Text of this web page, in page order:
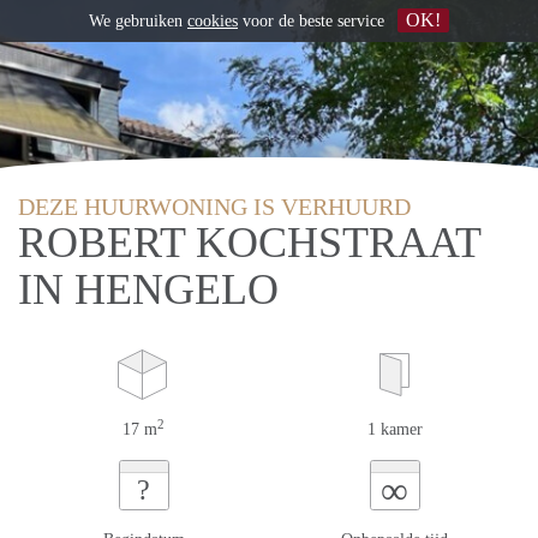
DEZE HUURWONING IS VERHUURD
ROBERT KOCHSTRAAT
IN HENGELO
17 m2 1 kamer
? ∞
We gebruiken cookies voor de beste service OK!